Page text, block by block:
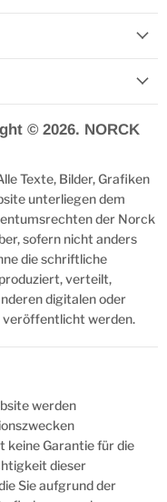
© 2026. NORCK
Texte, Bilder, Grafiken
unterliegen dem
der Norck
sofern nicht anders
die schriftliche
verteilt,
digitalen oder
werden.
werden
Garantie für die
dieser
Sie aufgrund der